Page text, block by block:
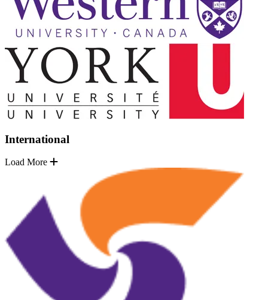
International
Load More